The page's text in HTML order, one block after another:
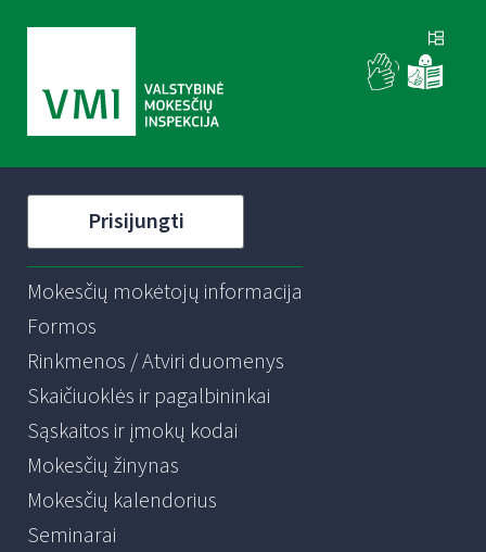
Prisijungti
Mokesčių mokėtojų informacija
Formos
Rinkmenos / Atviri duomenys
Skaičiuoklės ir pagalbininkai
Sąskaitos ir įmokų kodai
Mokesčių žinynas
Mokesčių kalendorius
Seminarai